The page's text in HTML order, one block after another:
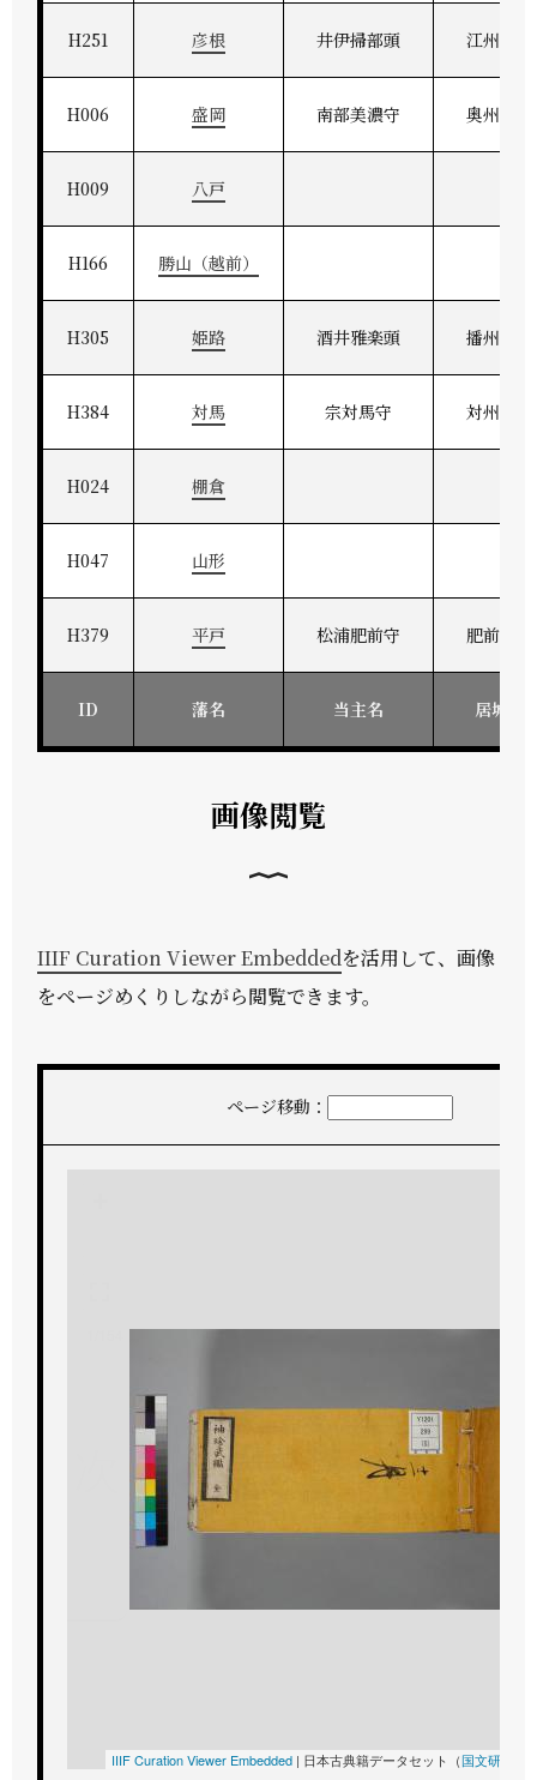
H251 彦根 井伊掃部頭 江州彦根
H006 盛岡 南部美濃守 奥州盛岡
H009 八戸
H166 勝山（越前）
H305 姫路 酒井雅楽頭 播州姫路
H384 対馬 宗対馬守 対州府中
H024 棚倉
H047 山形
H379 平戸 松浦肥前守 肥前平戸
ID 藩名 当主名 居城地
画像閲覧
IIIF Curation Viewer Embeddedを活用して、画像
をページめくりしながら閲覧できます。
ページ移動：
IIIF Curation Viewer Embedded | 日本古典籍データセット（国文研